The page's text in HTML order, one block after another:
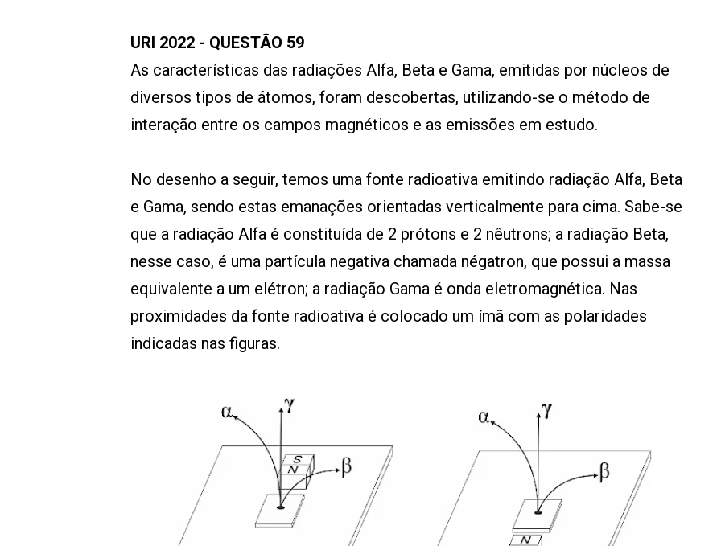
URI 2022 - QUESTÃO 59
As características das radiações Alfa, Beta e Gama, emitidas por núcleos de
diversos tipos de átomos, foram descobertas, utilizando-se o método de
interação entre os campos magnéticos e as emissões em estudo.
No desenho a seguir, temos uma fonte radioativa emitindo radiação Alfa, Beta
e Gama, sendo estas emanações orientadas verticalmente para cima. Sabe-se
que a radiação Alfa é constituída de 2 prótons e 2 nêutrons; a radiação Beta,
nesse caso, é uma partícula negativa chamada négatron, que possui a massa
equivalente a um elétron; a radiação Gama é onda eletromagnética. Nas
proximidades da fonte radioativa é colocado um ímã com as polaridades
indicadas nas figuras.